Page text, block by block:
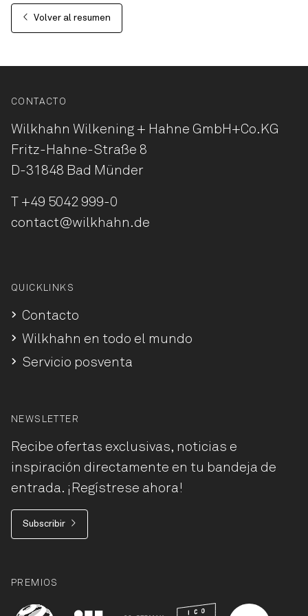
Volver al resumen
CONTACTO
Wilkhahn Wilkening + Hahne GmbH+Co.KG
Fritz-Hahne-Straße 8
D-31848 Bad Münder
+49 5042 999-0
contact@wilkhahn.de
QUICKLINKS
Contacto
Wilkhahn en todo el mundo
Servicio posventa
NEWSLETTER
Recibe ofertas exclusivas, noticias e
inspiración directamente en tu bandeja de
entrada. ¡Regístrese ahora!
Subscribir
PREMIOS